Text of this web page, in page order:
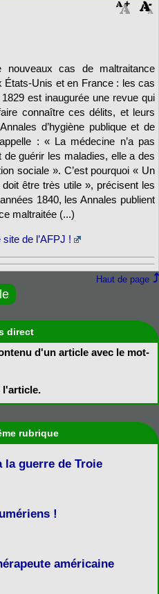
cas de maltraitance
Unis et en France : les cas
est inaugurée une revue qui
connaître ces délits, et leurs
d’hygiène publique et de
: « La médecine n’a pas
de guérir les maladies, elle a des
sociale ». C’est pourquoi « Un
être très utile », précisent les
1840, les Annales publient
maltraitée (...)
de l’AFPJ !
Haut de page
direct
d'un article avec le mot-
l'article.
rubrique
la guerre de Troie
!
américaine